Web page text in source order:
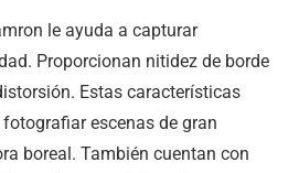
le ayuda a capturar
Proporcionan nitidez de borde
Estas características
escenas de gran
boreal. También cuentan con